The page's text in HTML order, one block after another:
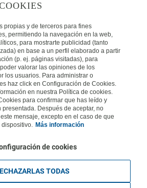
Yleiset valmismatkaehdot
Evästekäytäntömme
MUISSA MAISSA
Portugali Italia
propias y de terceros para fines
permitiendo la navegación en la web,
para mostrarte publicidad (tanto
en base a un perfil elaborado a partir
(p. ej. páginas visitadas), para
valorar las opiniones de los
los usuarios. Para administrar o
haz click en Configuración de Cookies.
en nuestra Política de cookies.
para confirmar que has leído y
Después de aceptar, no
mensaje, excepto en el caso de que
dispositivo. Más información
de cookies
TODAS